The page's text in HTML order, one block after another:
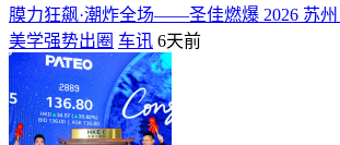
膜力狂飙·潮炸全场——圣佳燃爆 2026 苏州
美学强势出圈 车讯 6天前